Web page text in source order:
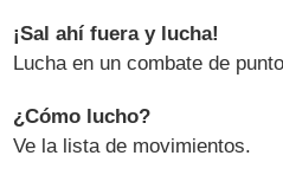
¡Sal ahí fuera y lucha!
Lucha en un combate de
¿Cómo lucho?
Ve la lista de movimientos.